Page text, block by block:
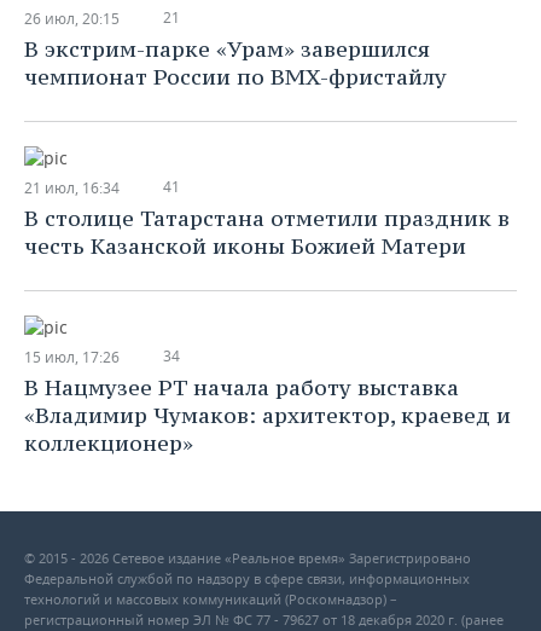
26 июл, 20:15 21
В экстрим-парке «Урам» завершился
чемпионат России по BMX-фристайлу
21 июл, 16:34 41
В столице Татарстана отметили праздник в
честь Казанской иконы Божией Матери
15 июл, 17:26 34
В Нацмузее РТ начала работу выставка
«Владимир Чумаков: архитектор, краевед и
коллекционер»
© 2015 - 2026 Сетевое издание «Реальное время» Зарегистрировано
Федеральной службой по надзору в сфере связи, информационных
технологий и массовых коммуникаций (Роскомнадзор) –
регистрационный номер ЭЛ № ФС 77 - 79627 от 18 декабря 2020 г. (ранее